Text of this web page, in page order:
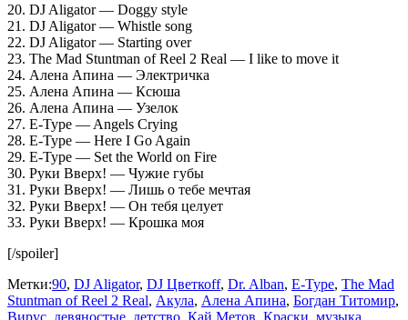
20. DJ Aligator — Doggy style
21. DJ Aligator — Whistle song
22. DJ Aligator — Starting over
23. The Mad Stuntman of Reel 2 Real — I like to move it
24. Алена Апина — Электричка
25. Алена Апина — Ксюша
26. Алена Апина — Узелок
27. E-Type — Angels Crying
28. E-Type — Here I Go Again
29. E-Type — Set the World on Fire
30. Руки Вверх! — Чужие губы
31. Руки Вверх! — Лишь о тебе мечтая
32. Руки Вверх! — Он тебя целует
33. Руки Вверх! — Крошка моя
[/spoiler]
Метки:90, DJ Aligator, DJ Цветкоff, Dr. Alban, E-Type, The Mad
Stuntman of Reel 2 Real, Акула, Алена Апина, Богдан Титомир,